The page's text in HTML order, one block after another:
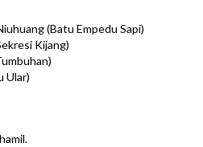
(Batu Empedu Sapi)
Kijang)
Ular)